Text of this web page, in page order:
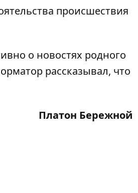
происшествия
о новостях родного
рассказывал, что
Платон Бережной